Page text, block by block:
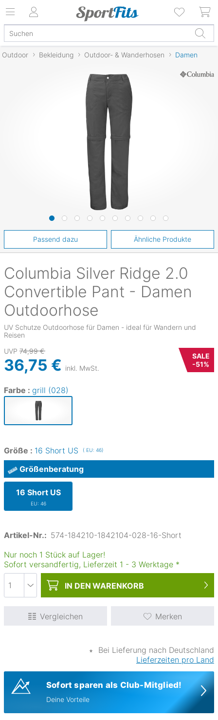
Outdoor Bekleidung Outdoor- & Wanderhosen Damen
Columbia Silver Ridge 2.0
Convertible Pant - Damen
Outdoorhose
UV Schutze Outdoorhose für Damen - ideal für Wandern und
Reisen
UVP 74,99 €
36,75 € inkl. MwSt.
SALE
-51%
Farbe : grill (028)
Größe : 16 Short US ( EU: 46)
Größenberatung
16 Short US
EU: 46
Artikel-Nr.: 574-184210-1842104-028-16-Short
Nur noch 1 Stück auf Lager!
Sofort versandfertig, Lieferzeit 1 - 3 Werktage *
IN DEN WARENKORB
Vergleichen Merken
∗
Bei Lieferung nach Deutschland
Lieferzeiten pro Land
Sofort sparen als Club-Mitglied!
Deine Vorteile
Passend dazu Ähnliche Produkte